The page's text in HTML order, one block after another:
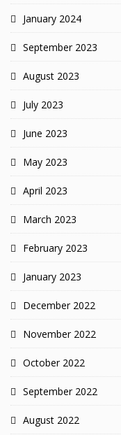
January 2024
September 2023
August 2023
July 2023
June 2023
May 2023
April 2023
March 2023
February 2023
January 2023
December 2022
November 2022
October 2022
September 2022
August 2022